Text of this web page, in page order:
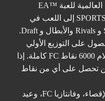
** تستند إحصائيات مواسم الجولة العالمية للعبة ™EA
SPORTS FC™ 26 Football Ultimate Team إلى اللعب في
على التوزيع الأولي
لنقاط FC قبل 15 يونيو 2026 لاستلام 6000 نقاط FC كاملة. إذا
بعد 15 سبتمبر 2026، فلن تحصل على أي من نقاط
§ تم سحب الاختيارات من ملوك الإقصاء، وفانتازيا FC، وعيد